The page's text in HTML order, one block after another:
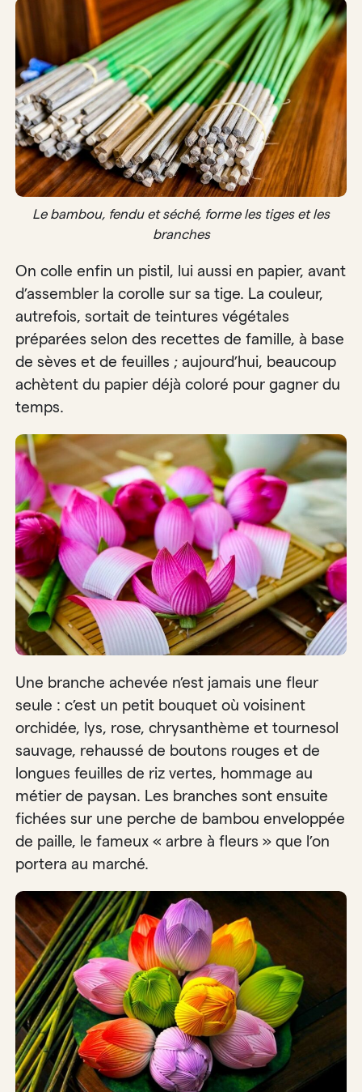
Le bambou, fendu et séché, forme les tiges et les
branches
On colle enfin un pistil, lui aussi en papier, avant
d’assembler la corolle sur sa tige. La couleur,
autrefois, sortait de teintures végétales
préparées selon des recettes de famille, à base
de sèves et de feuilles ; aujourd’hui, beaucoup
achètent du papier déjà coloré pour gagner du
temps.
Une branche achevée n’est jamais une fleur
seule : c’est un petit bouquet où voisinent
orchidée, lys, rose, chrysanthème et tournesol
sauvage, rehaussé de boutons rouges et de
longues feuilles de riz vertes, hommage au
métier de paysan. Les branches sont ensuite
fichées sur une perche de bambou enveloppée
de paille, le fameux « arbre à fleurs » que l’on
portera au marché.